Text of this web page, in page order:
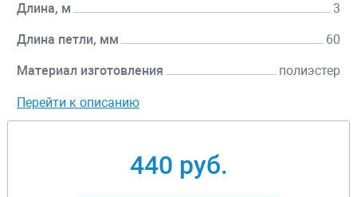
Длина, м 3
Длина петли, мм 60
Материал изготовления полиэстер
Перейти к описанию
440 руб.